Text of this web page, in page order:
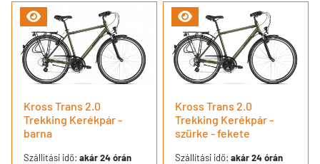
Kross Trans 2.0
Trekking Kerékpár -
barna
Szállítási idő: akár 24 órán
Kross Trans 2.0
Trekking Kerékpár -
szürke - fekete
Szállítási idő: akár 24 órán